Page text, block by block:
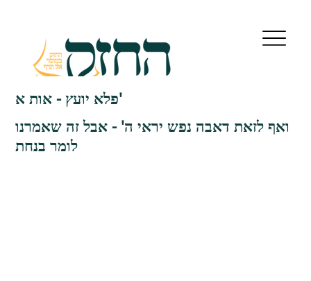
פלא יועץ - אות א'
ואף לזאת דאבה נפש יראי ה' - אבל זה שאמרנו
לומר בנחת